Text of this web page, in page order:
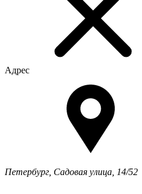
Адрес
Петербург, Садовая улица, 14/52